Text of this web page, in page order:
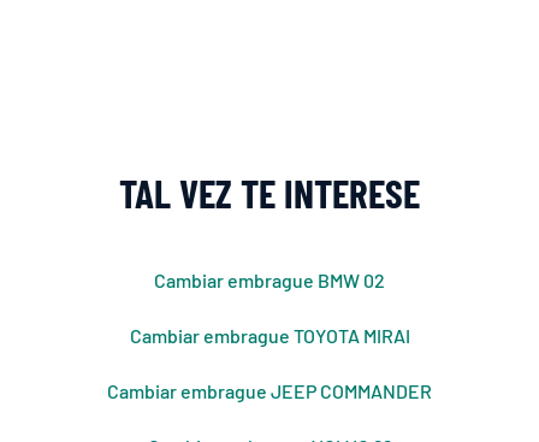
TAL VEZ TE INTERESE
Cambiar embrague BMW 02
Cambiar embrague TOYOTA MIRAI
Cambiar embrague JEEP COMMANDER